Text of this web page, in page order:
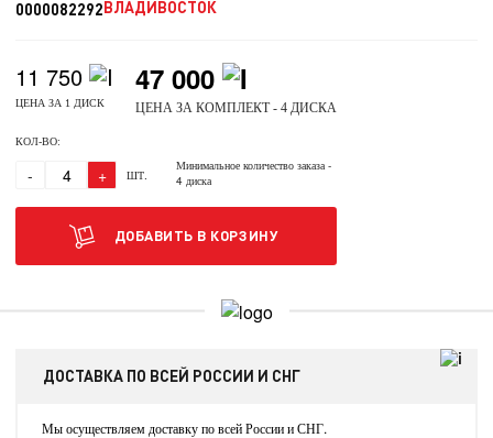
0000082292ВЛАДИВОСТОК
11 750
ЦЕНА ЗА 1 ДИСК
47 000
ЦЕНА ЗА КОМПЛЕКТ - 4 ДИСКА
КОЛ-ВО:
- + ШТ.
Минимальное количество заказа-
4 диска
ДОБАВИТЬ В КОРЗИНУ
ДОСТАВКА ПО ВСЕЙ РОССИИ И СНГ
Мы осуществляем доставку по всей России и СНГ.